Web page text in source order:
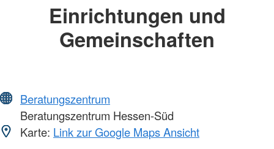
Einrichtungen und
Gemeinschaften
Beratungszentrum
Beratungszentrum Hessen-Süd
Karte: Link zur Google Maps Ansicht